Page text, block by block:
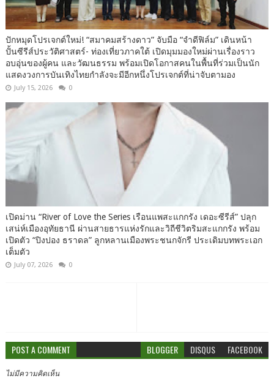
ปักหมุดโปรเจกต์ใหม่! “สมาคมสร้างดาว” จับมือ “จำดีฟิล์ม” เดินหน้า
ปั้นซีรีส์ประวัติศาสตร์- ท่องเที่ยวภาคใต้ เปิดมุมมองใหม่ผ่านเรื่องราว
อบอุ่นของผู้คน และวัฒนธรรม พร้อมเปิดโอกาสคนในพื้นที่ร่วมเป็นนัก
แสดงวงการบันเทิงไทยกำลังจะมีอีกหนึ่งโปรเจกต์ที่น่าจับตามอง
July 15, 2026 0
เปิดม่าน “River of Love the Series เรือนแพสะแกกรัง เดอะซีรีส์” ปลุก
เสน่ห์เมืองอุทัยธานี ผ่านสายธารแห่งรักและวิถีชีวิตริมสะแกกรัง พร้อม
เปิดตัว “ปิงปอง ธราดล” ลูกหลานเมืองพระชนกจักรี ประเดิมบทพระเอก
เต็มตัว
July 07, 2026 0
POST A COMMENT BLOGGER DISQUS FACEBOOK
ไม่มีความคิดเห็น